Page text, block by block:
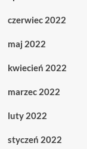
czerwiec 2022
maj 2022
kwiecień 2022
marzec 2022
luty 2022
styczeń 2022